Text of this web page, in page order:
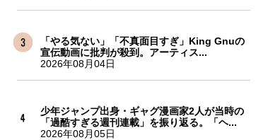
「やる気ない」「不真面目すぎ」King Gnuの
宣伝動画に批判が殺到。アーティス...
2026年08月04日
少年ジャンプ出身・ギャグ漫画家2人が当時の
「過酷すぎる週刊連載」を振り返る。「ヘ...
2026年08月05日